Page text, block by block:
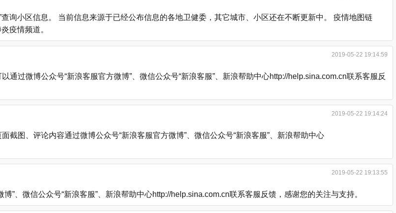
询小区信息。 当前信息来源于已经公布信息的各地卫健委，其它城市、小区还在不断更新中。 疫情地图链
疫情频道。
2019-05-22 19:14:59
过微博公众号“新浪客服官方微博”、微信公众号“新浪客服”、新浪帮助中心http://help.sina.com.cn联系客服反
2019-05-22 19:14:24
截图、评论内容通过微博公众号“新浪客服官方微博”、微信公众号“新浪客服”、新浪帮助中心
2019-05-22 19:13:55
”、微信公众号“新浪客服”、新浪帮助中心http://help.sina.com.cn联系客服反馈，感谢您的关注与支持。